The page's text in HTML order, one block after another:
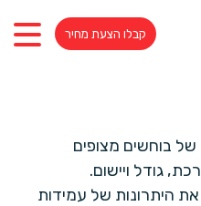
קבלו הצעת מחיר
בוחשים מצופים
גודל ויישום.
היתרונות של עמידות